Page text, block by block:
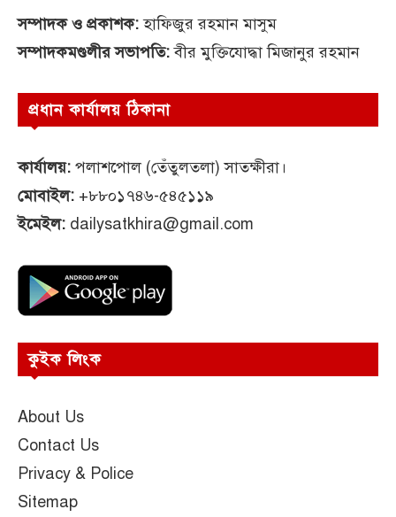
সম্পাদক ও প্রকাশক:হাফিজুর রহমান মাসুম
সম্পাদকমণ্ডলীর সভাপতি:বীর মুক্তিযোদ্ধা মিজানুর রহমান
প্রধান কার্যালয় ঠিকানা
কার্যালয়: পলাশপোল (তেঁতুলতলা) সাতক্ষীরা।
মোবাইল: +৮৮০১৭৪৬-৫৪৫১১৯
ইমেইল: dailysatkhira@gmail.com
কুইক লিংক
About Us
Contact Us
Privacy & Police
Sitemap